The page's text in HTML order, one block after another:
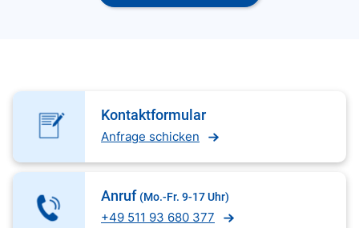
Kontaktformular
Anfrage schicken
Anruf (Mo.-Fr. 9-17 Uhr)
+49 511 93 680 377